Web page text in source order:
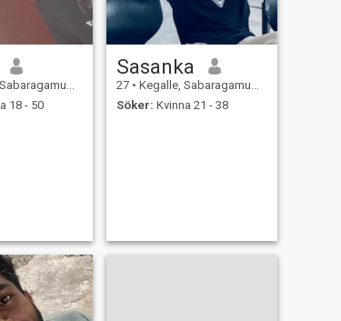
Sri Lanka
18 - 50
Sasanka
27 • Kegalle, Sabaragamuwa, Sri Lanka
Söker: Kvinna 21 - 38